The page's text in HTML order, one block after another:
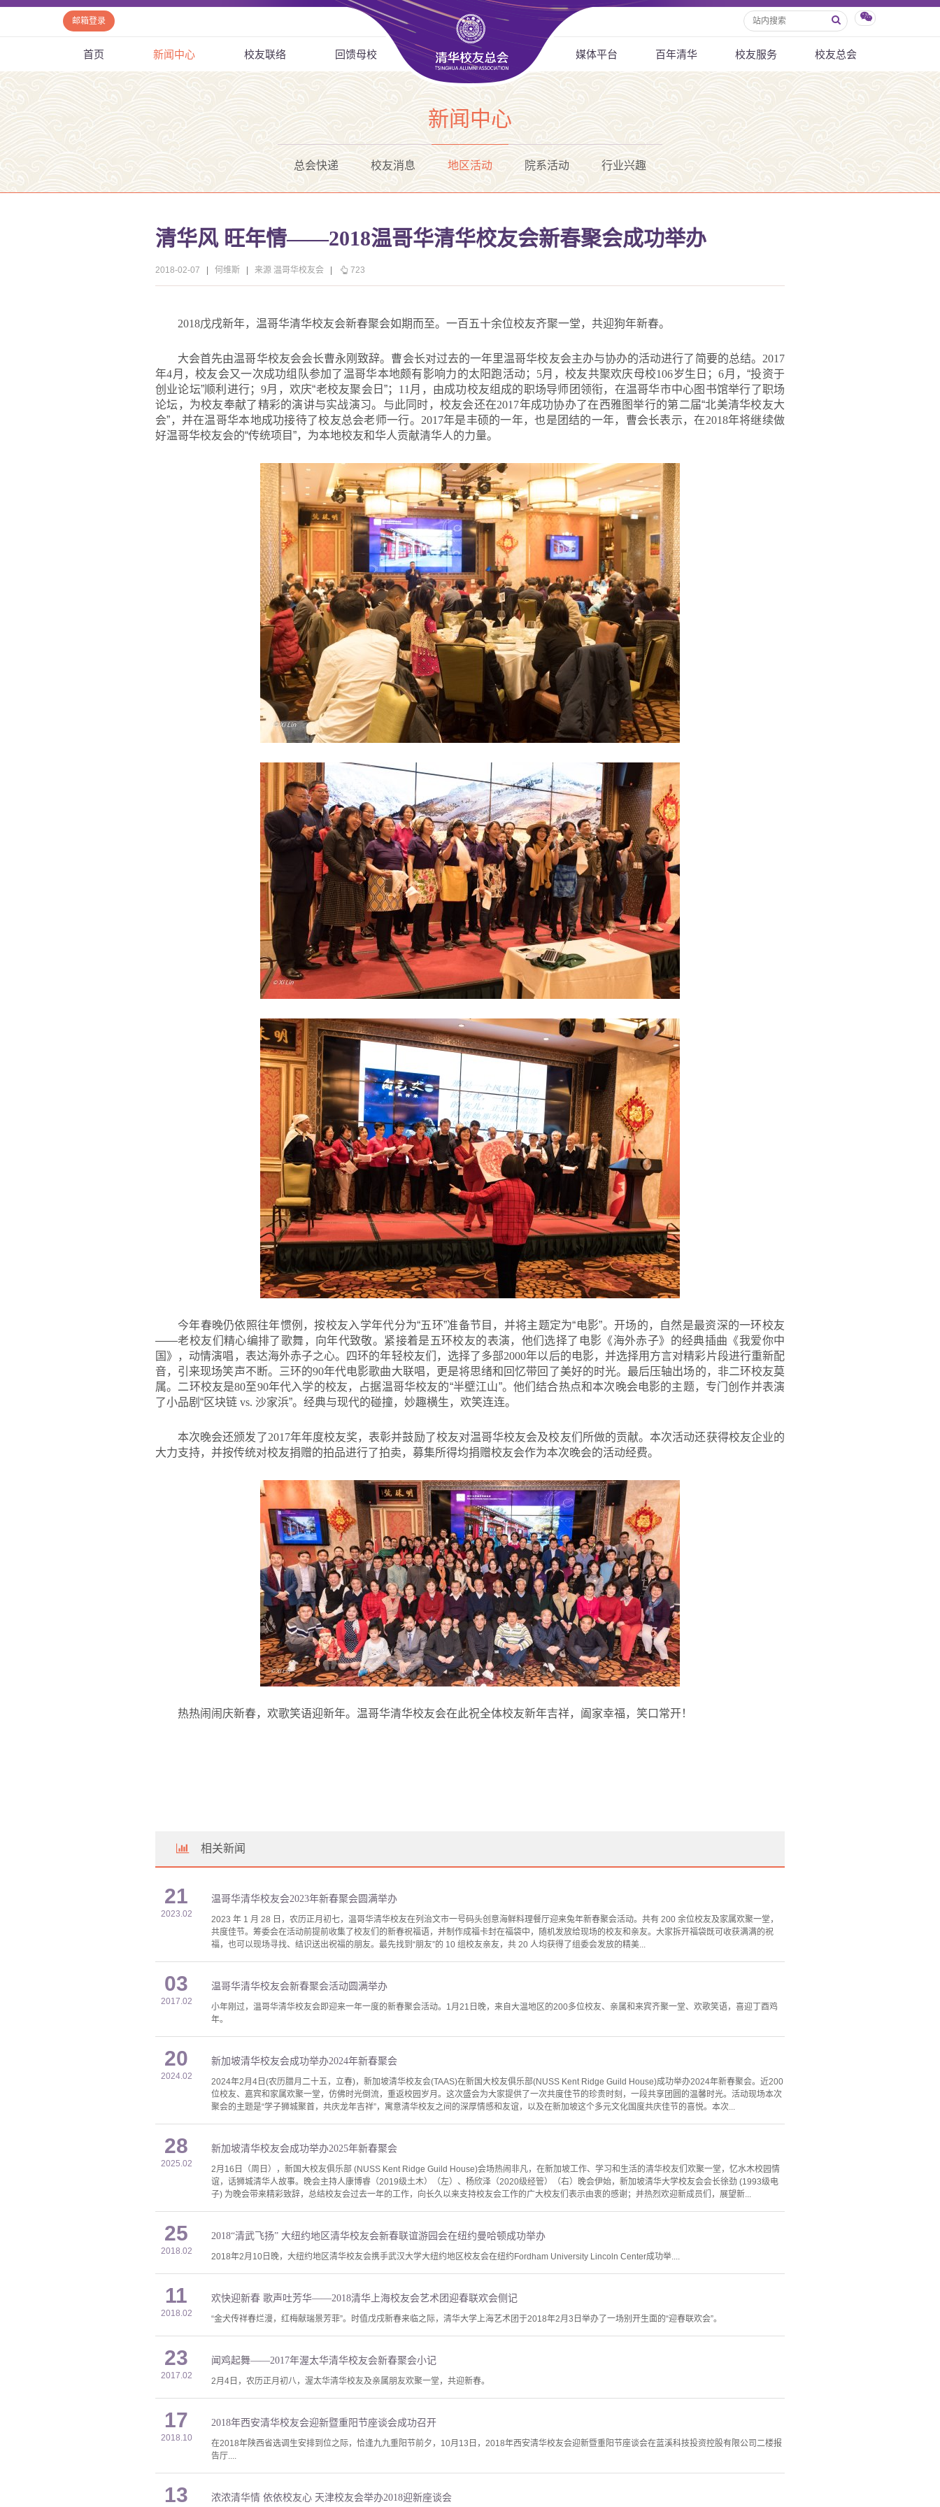
邮箱登录
首页 新闻中心 校友联络 回馈母校 媒体平台 百年清华 校友服务 校友总会
新闻中心
总会快递 校友消息 地区活动 院系活动 行业兴趣
清华风 旺年情——2018温哥华清华校友会新春聚会成功举办
2018-02-07 何维斯 来源 温哥华校友会 723
2018戊戌新年，温哥华清华校友会新春聚会如期而至。一百五十余位校友齐聚一堂，共迎狗年新春。
大会首先由温哥华校友会会长曹永刚致辞。曹会长对过去的一年里温哥华校友会主办与协办的活动进行了简要的总结。 2017
年4月，校友会又一次成功组队参加了温哥华本地颇有影响力的太阳跑活动； 5月，校友共聚欢庆母校106岁生日；6月，“投资于
创业论坛”顺利进行；9月，欢庆“老校友聚会日”； 11 月，由成功校友组成的职场导师团领衔，在温哥华市中心图书馆举行了职场
论坛，为校友奉献了精彩的演讲与实战演习。与此同时，校友会还在2017年成功协办了在西雅图举行的第二届“北美清华校友大
会”，并在温哥华本地成功接待了校友总会老师一行。 2017年是丰硕的一年，也是团结的一年，曹会长表示，在2018年将继续做
好温哥华校友会的“传统项目”，为本地校友和华人贡献清华人的力量。
今年春晚仍依照往年惯例，按校友入学年代分为“五环”准备节目，并将主题定为“电影”。开场的，自然是最资深的一环校友
——老校友们精心编排了歌舞，向年代致敬。紧接着是五环校友的表演，他们选择了电影《海外赤子》的经典插曲《我爱你中
国》，动情演唱，表达海外赤子之心。四环的年轻校友们，选择了多部2000年以后的电影，并选择用方言对精彩片段进行重新配
音，引来现场笑声不断。三环的90年代电影歌曲大联唱，更是将思绪和回忆带回了美好的时光。最后压轴出场的，非二环校友莫
属。二环校友是80至90年代入学的校友，占据温哥华校友的“半壁江山”。他们结合热点和本次晚会电影的主题，专门创作并表演
了小品剧“区块链 vs. 沙家浜”。经典与现代的碰撞，妙趣横生，欢笑连连。
本次晚会还颁发了2017年年度校友奖，表彰并鼓励了校友对温哥华校友会及校友们所做的贡献。本次活动还获得校友企业的
大力支持，并按传统对校友捐赠的拍品进行了拍卖，募集所得均捐赠校友会作为本次晚会的活动经费。
热热闹闹庆新春，欢歌笑语迎新年。温哥华清华校友会在此祝全体校友新年吉祥，阖家幸福，笑口常开！
相关新闻
21
2023.02
温哥华清华校友会2023年新春聚会圆满举办
2023 年 1 月 28 日，农历正月初七，温哥华清华校友在列治文市一号码头创意海鲜料理餐厅迎来兔年新春聚会活动。共有 200 余位校友及家属欢聚一堂，
共度佳节。筹委会在活动前提前收集了校友们的新春祝福语，并制作成福卡封在福袋中，随机发放给现场的校友和亲友。大家拆开福袋既可收获满满的祝
福，也可以现场寻找、结识送出祝福的朋友。最先找到“朋友”的 10 组校友亲友，共 20 人均获得了组委会发放的精美...
03
2017.02
温哥华清华校友会新春聚会活动圆满举办
小年刚过，温哥华清华校友会即迎来一年一度的新春聚会活动。1月21日晚，来自大温地区的200多位校友、亲属和来宾齐聚一堂、欢歌笑语，喜迎丁酉鸡
年。
20
2024.02
新加坡清华校友会成功举办2024年新春聚会
2024年2月4日(农历腊月二十五，立春)，新加坡清华校友会(TAAS)在新国大校友俱乐部(NUSS Kent Ridge Guild House)成功举办2024年新春聚会。近200
位校友、嘉宾和家属欢聚一堂，仿佛时光倒流，重返校园岁月。这次盛会为大家提供了一次共度佳节的珍贵时刻，一段共享团圆的温馨时光。活动现场本次
聚会的主题是“学子狮城聚首，共庆龙年吉祥”，寓意清华校友之间的深厚情感和友谊，以及在新加坡这个多元文化国度共庆佳节的喜悦。本次...
28
2025.02
新加坡清华校友会成功举办2025年新春聚会
2月16日（周日），新国大校友俱乐部 (NUSS Kent Ridge Guild House)会场热闹非凡，在新加坡工作、学习和生活的清华校友们欢聚一堂，忆水木校园情
谊，话狮城清华人故事。晚会主持人康博睿（2019级土木）（左）、杨欣泽（2020级经管）（右）晚会伊始，新加坡清华大学校友会会长徐劲 (1993级电
子) 为晚会带来精彩致辞，总结校友会过去一年的工作，向长久以来支持校友会工作的广大校友们表示由衷的感谢；并热烈欢迎新成员们，展望新...
25
2018.02
2018“清武飞扬” 大纽约地区清华校友会新春联谊游园会在纽约曼哈顿成功举办
2018年2月10日晚，大纽约地区清华校友会携手武汉大学大纽约地区校友会在纽约Fordham University Lincoln Center成功举....
11
2018.02
欢快迎新春 歌声吐芳华——2018清华上海校友会艺术团迎春联欢会侧记
“金犬传祥春烂漫，红梅献瑞景芳菲”。时值戊戌新春来临之际，清华大学上海艺术团于2018年2月3日举办了一场别开生面的“迎春联欢会”。
23
2017.02
闻鸡起舞——2017年渥太华清华校友会新春聚会小记
2月4日，农历正月初八，渥太华清华校友及亲属朋友欢聚一堂，共迎新春。
17
2018.10
2018年西安清华校友会迎新暨重阳节座谈会成功召开
在2018年陕西省选调生安排到位之际，恰逢九九重阳节前夕，10月13日，2018年西安清华校友会迎新暨重阳节座谈会在蓝溪科技投资控股有限公司二楼报
告厅....
13 浓浓清华情 依依校友心 天津校友会举办2018迎新座谈会